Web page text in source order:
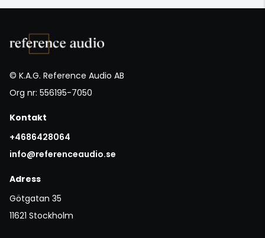
© K.A.G. Reference Audio AB
Org nr: 556195-7050
Kontakt
+4686428064
info@referenceaudio.se
Adress
Götgatan 35
11621 Stockholm